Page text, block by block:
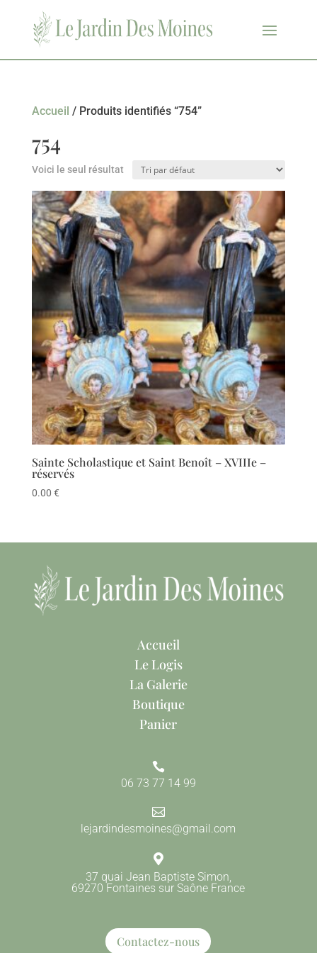
Accueil / Produits identifiés “754”
754
Voici le seul résultat
Sainte Scholastique et Saint Benoît – XVIIIe –
réservés
0.00 €
Accueil
Le Logis
La Galerie
Boutique
Panier

06 73 77 14 99

lejardindesmoines@gmail.com

37 quai Jean Baptiste Simon,
69270 Fontaines sur Saône France
Contactez-nous